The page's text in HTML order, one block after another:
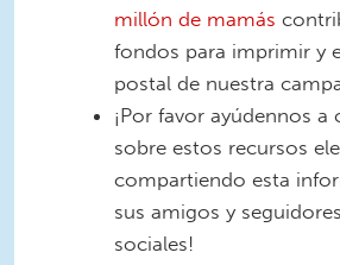
millón de mamás
fondos para imprimir y
postal de nuestra
¡Por favor ayúdennos a
sobre estos recursos
compartiendo esta
sus amigos y
sociales!